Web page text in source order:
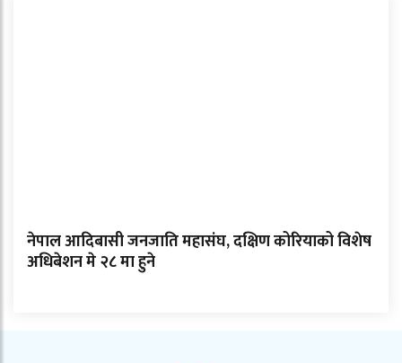
नेपाल आदिबासी जनजाति महासंघ, दक्षिण कोरियाको विशेष
अधिबेशन मे २८ मा हुने